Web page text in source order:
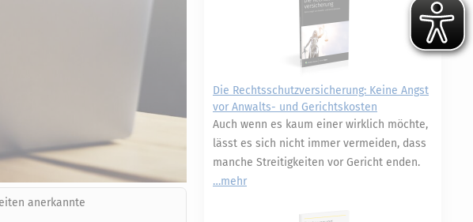
anerkannte
Die Rechtsschutzversicherung: Keine Angst
vor Anwalts- und Gerichtskosten
Auch wenn es kaum einer wirklich möchte,
lässt es sich nicht immer vermeiden, dass
manche Streitigkeiten vor Gericht enden.
mehr